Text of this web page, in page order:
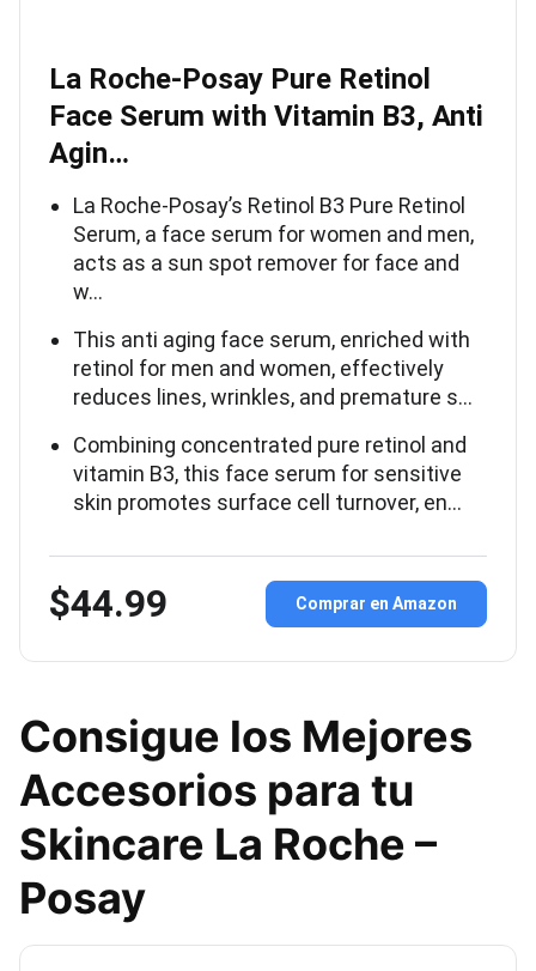
La Roche-Posay Pure Retinol
Face Serum with Vitamin B3, Anti
Agin…
La Roche-Posay’s Retinol B3 Pure Retinol
Serum, a face serum for women and men,
acts as a sun spot remover for face and
w…
This anti aging face serum, enriched with
retinol for men and women, effectively
reduces lines, wrinkles, and premature s…
Combining concentrated pure retinol and
vitamin B3, this face serum for sensitive
skin promotes surface cell turnover, en…
$44.99 Comprar en Amazon
Consigue los Mejores
Accesorios para tu
Skincare La Roche –
Posay